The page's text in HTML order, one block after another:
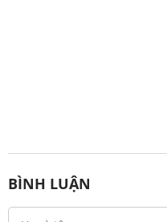
BÌNH LUẬN